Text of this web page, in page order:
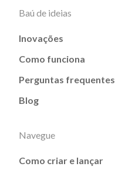
Baú de ideias
Inovações
Como funciona
Perguntas frequentes
Blog
Navegue
Como criar e lançar